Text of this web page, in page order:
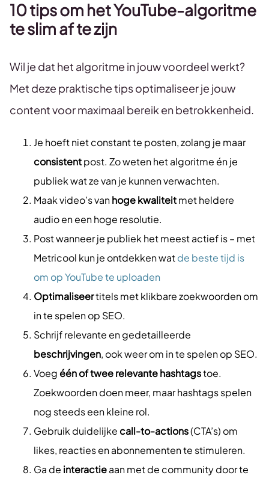
10 tips om het YouTube-algoritme
te slim af te zijn
Wil je dat het algoritme in jouw voordeel werkt?
Met deze praktische tips optimaliseer je jouw
content voor maximaal bereik en betrokkenheid.
Je hoeft niet constant te posten, zolang je maar
consistentpost. Zo weten het algoritme én je
publiek wat ze van je kunnen verwachten.
Maak video’s vanhoge kwaliteitmet heldere
audio en een hoge resolutie.
Post wanneer je publiek het meest actief is – met
Metricool kun je ontdekken watde beste tijd is
om op YouTube te uploaden
Optimaliseertitels met klikbare zoekwoorden om
in te spelen op SEO.
Schrijf relevante en gedetailleerde
beschrijvingen, ook weer om in te spelen op SEO.
Voegéén of twee relevante hashtagstoe.
Zoekwoorden doen meer, maar hashtags spelen
nog steeds een kleine rol.
Gebruik duidelijkecall-to-actions(CTA’s) om
likes, reacties en abonnementen te stimuleren.
Ga de interactieaan met de community door te